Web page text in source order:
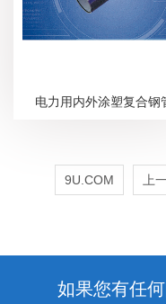
电力用内外涂塑复合钢
9U.COM 上
如果您有任